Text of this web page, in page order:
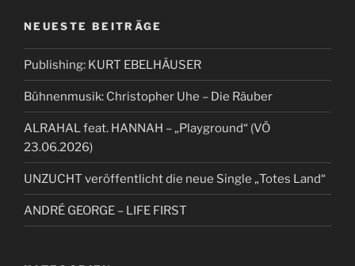
NEUESTE BEITRÄGE
Publishing: KURT EBELHÄUSER
Bühnenmusik: Christopher Uhe – Die Räuber
ALRAHAL feat. HANNAH – „Playground“ (VÖ
23.06.2026)
UNZUCHT veröffentlicht die neue Single „Totes Land“
ANDRÉ GEORGE – LIFE FIRST